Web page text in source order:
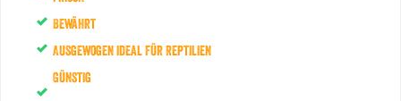
Bewährt
Ausgewogen ideal für Reptilien
Günstig